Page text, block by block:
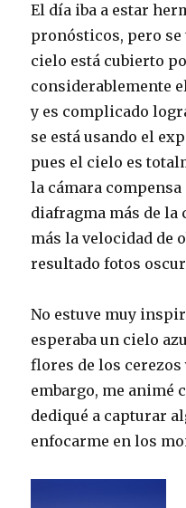
El día iba a estar
pronósticos, pero se
cielo está cubierto
considerablemente
y es complicado
se está usando el
pues el cielo es
la cámara
diafragma más de la
más la velocidad de
resultado fotos
No estuve muy
esperaba un cielo
flores de los
embargo, me animé
dediqué a capturar
enfocarme en los